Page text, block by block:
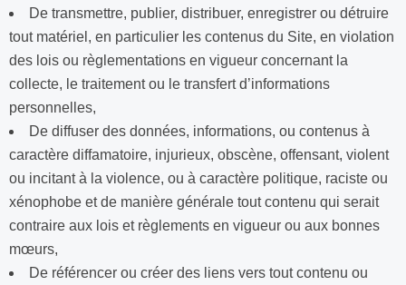
De transmettre, publier, distribuer, enregistrer ou détruire
tout matériel, en particulier les contenus du Site, en violation
des lois ou règlementations en vigueur concernant la
collecte, le traitement ou le transfert d’informations
personnelles,
De diffuser des données, informations, ou contenus à
caractère diffamatoire, injurieux, obscène, offensant, violent
ou incitant à la violence, ou à caractère politique, raciste ou
xénophobe et de manière générale tout contenu qui serait
contraire aux lois et règlements en vigueur ou aux bonnes
mœurs,
De référencer ou créer des liens vers tout contenu ou